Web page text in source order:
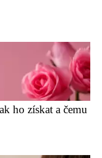
ho získat a čemu